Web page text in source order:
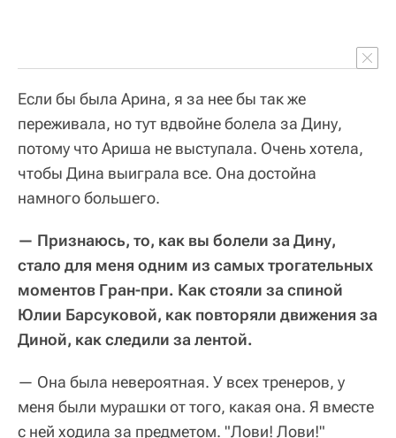
Если бы была Арина, я за нее бы так же
переживала, но тут вдвойне болела за Дину,
потому что Ариша не выступала. Очень хотела,
чтобы Дина выиграла все. Она достойна
намного большего.
— Признаюсь, то, как вы болели за Дину,
стало для меня одним из самых трогательных
моментов Гран-при. Как стояли за спиной
Юлии Барсуковой, как повторяли движения за
Диной, как следили за лентой.
— Она была невероятная. У всех тренеров, у
меня были мурашки от того, какая она. Я вместе
с ней ходила за предметом. "Лови! Лови!"